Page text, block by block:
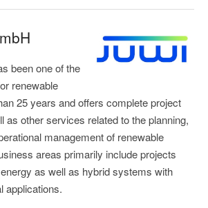
been one of the
renewable
25 years and offers complete project
as other services related to the planning,
management of renewable
areas primarily include projects
as well as hybrid systems with
applications.